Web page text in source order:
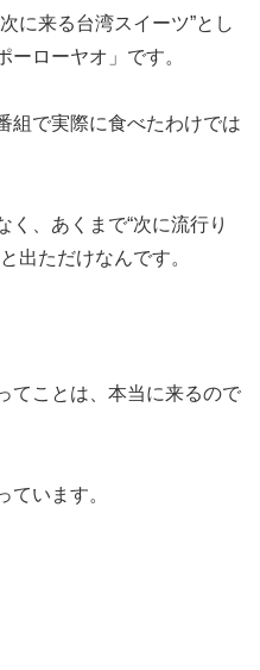
に来る台湾スイーツ”とし
ーローヤオ」です。
組で実際に食べたわけでは
く、あくまで“次に流行り
出ただけなんです。
てことは、本当に来るので
ています。